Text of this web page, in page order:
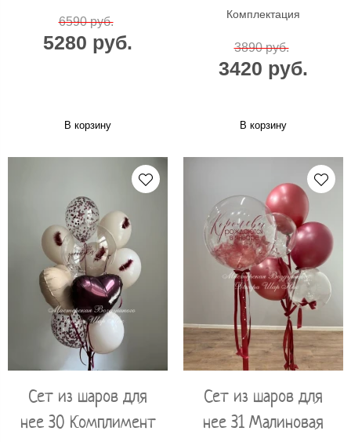
6590 руб.
5280 руб.
В корзину
Комплектация
3890 руб.
3420 руб.
В корзину
Сет из шаров для
нее 30 Комплимент
Сет из шаров для
нее 31 Малиновая